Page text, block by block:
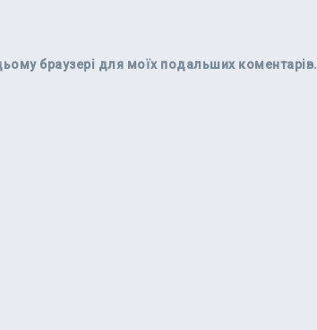
браузері для моїх подальших коментарів.